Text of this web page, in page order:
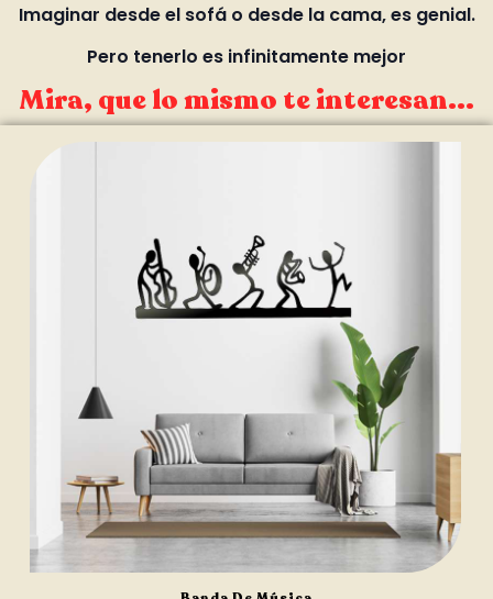
Imaginar desde el sofá o desde la cama, es genial.
Pero tenerlo es infinitamente mejor
Mira, que lo mismo te interesan...